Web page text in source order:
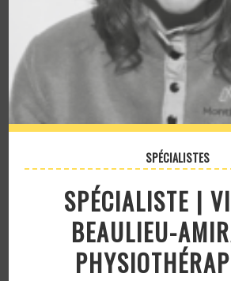
SPÉCIALISTES
SPÉCIALISTE |
BEAULIEU-